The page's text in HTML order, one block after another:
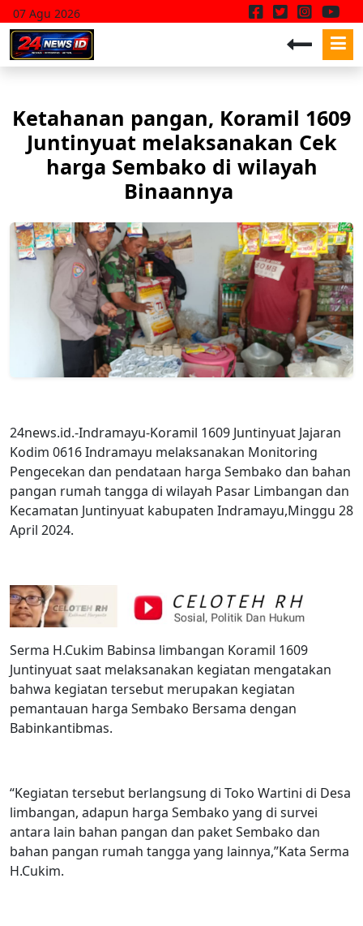
07 Agu 2026
Ketahanan pangan, Koramil 1609
Juntinyuat melaksanakan Cek
harga Sembako di wilayah
Binaannya
24news.id.-Indramayu-Koramil 1609 Juntinyuat Jajaran
Kodim 0616 Indramayu melaksanakan Monitoring
Pengecekan dan pendataan harga Sembako dan bahan
pangan rumah tangga di wilayah Pasar Limbangan dan
Kecamatan Juntinyuat kabupaten Indramayu,Minggu 28
April 2024.
Serma H.Cukim Babinsa limbangan Koramil 1609
Juntinyuat saat melaksanakan kegiatan mengatakan
bahwa kegiatan tersebut merupakan kegiatan
pemantauan harga Sembako Bersama dengan
Babinkantibmas.
“Kegiatan tersebut berlangsung di Toko Wartini di Desa
limbangan, adapun harga Sembako yang di survei
antara lain bahan pangan dan paket Sembako dan
bahan pangan rumah tangga yang lainnya,”Kata Serma
H.Cukim.